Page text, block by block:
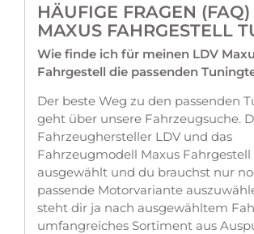
HÄUFIGE FRAGEN
MAXUS FAHRGESTELL
Wie finde ich für meinen LDV
Fahrgestell die passenden
Der beste Weg zu den passenden
geht über unsere Fahrzeugsuche.
Fahrzeughersteller LDV und das
Fahrzeugmodell Maxus Fahrgestell
ausgewählt und du brauchst nur
passende Motorvariante
steht dir ja nach ausgewähltem
umfangreiches Sortiment aus